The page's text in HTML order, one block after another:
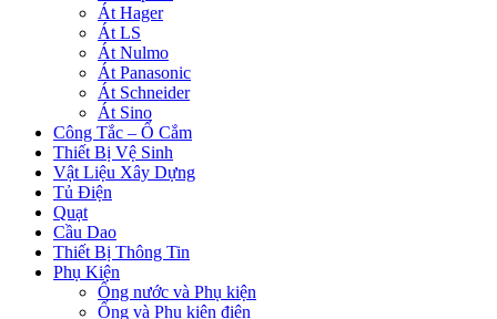
Át Hager
Át LS
Át Nulmo
Át Panasonic
Át Schneider
Át Sino
Công Tắc – Ổ Cắm
Thiết Bị Vệ Sinh
Vật Liệu Xây Dựng
Tủ Điện
Quạt
Cầu Dao
Thiết Bị Thông Tin
Phụ Kiện
Ống nước và Phụ kiện
Ống và Phụ kiện điện